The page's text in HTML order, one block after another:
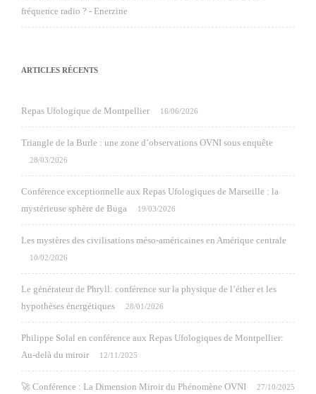
fréquence radio ? - Enerzine
ARTICLES RÉCENTS
Repas Ufologique de Montpellier 16/06/2026
Triangle de la Burle : une zone d’observations OVNI sous enquête
28/03/2026
Conférence exceptionnelle aux Repas Ufologiques de Marseille : la
mystérieuse sphère de Buga
19/03/2026
Les mystères des civilisations méso-américaines en Amérique centrale
10/02/2026
Le générateur de Phryll: conférence sur la physique de l’éther et les
hypothèses énergétiques
28/01/2026
Philippe Solal en conférence aux Repas Ufologiques de Montpellier:
Au-delà du miroir
12/11/2025
🚀 Conférence : La Dimension Miroir du Phénomène OVNI 27/10/2025